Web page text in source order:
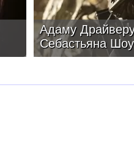
Адаму
Себастьяна